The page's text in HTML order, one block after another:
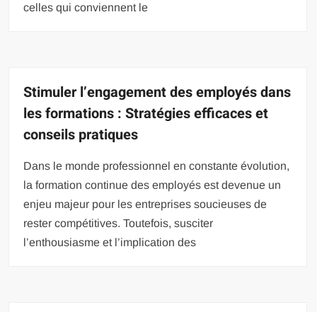
celles qui conviennent le
Stimuler l’engagement des employés dans
les formations : Stratégies efficaces et
conseils pratiques
Dans le monde professionnel en constante évolution,
la formation continue des employés est devenue un
enjeu majeur pour les entreprises soucieuses de
rester compétitives. Toutefois, susciter
l’enthousiasme et l’implication des